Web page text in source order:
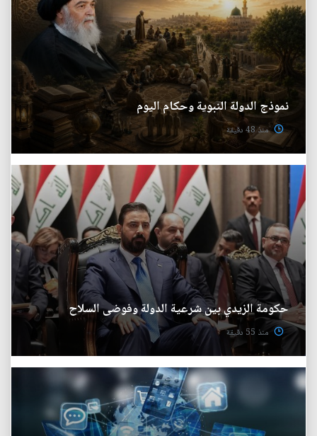
نموذج الدولة النبوية وحكام اليوم
منذ 48 دقيقة
حكومة الزيدي بين شرعية الدولة وفوضى السلاح
منذ 55 دقيقة